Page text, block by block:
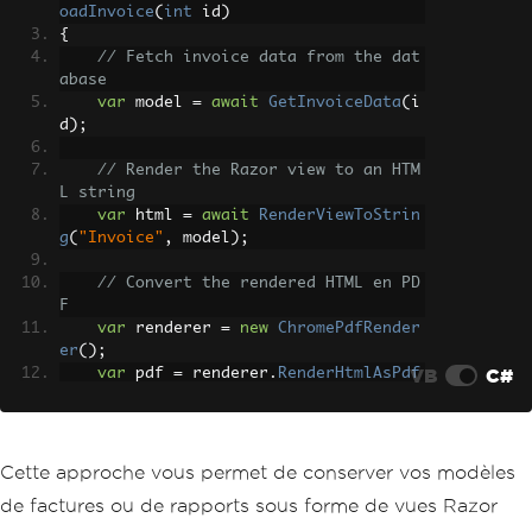
oadInvoice( int id )
{
// Fetch invoice data from the dat
abase
var model = await GetInvoiceData( i
d );
// Render the Razor view to an HTM
L string
var html = await
RenderViewToStrin
g( "Invoice" , model );
// Convert the rendered HTML en PD
F
var renderer = new
ChromePdfRender
er();
var pdf = renderer . RenderHtmlAsPdf
return
BinaryData
cation/pdf"
"invoice-{id}.pdf"
}
VB C#
Cette approche vous permet de conserver vos modèles
de factures ou de rapports sous forme de vues Razor